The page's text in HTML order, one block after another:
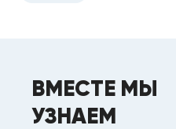
ВМЕСТЕ МЫ
УЗНАЕМ